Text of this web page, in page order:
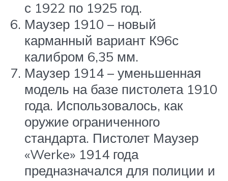
с 1922 по 1925 год.
Маузер 1910 – новый
карманный вариант К96с
калибром 6,35 мм.
Маузер 1914 – уменьшенная
модель на базе пистолета 1910
года. Использовалось, как
оружие ограниченного
стандарта. Пистолет Маузер
«Werke» 1914 года
предназначался для полиции и